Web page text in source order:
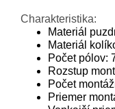
Charakteristika:
Materiál
Materiál
Počet pólov:
Rozstup
Počet
Priemer